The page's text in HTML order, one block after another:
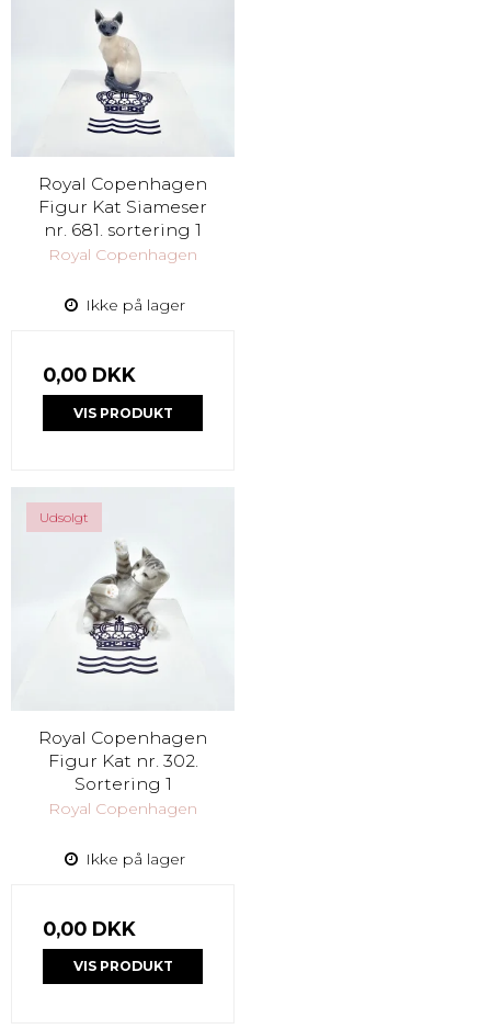
Royal Copenhagen
Figur Kat Siameser
nr. 681. sortering 1
Royal Copenhagen
Ikke på lager
0,00 DKK
VIS PRODUKT
Udsolgt
Royal Copenhagen
Figur Kat nr. 302.
Sortering 1
Royal Copenhagen
Ikke på lager
0,00 DKK
VIS PRODUKT